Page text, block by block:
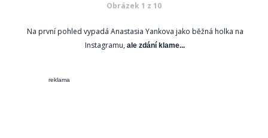
Obrázek 1 z 10
Na první pohled vypadá Anastasia Yankova jako běžná holka na
Instagramu, ale zdání klame...
reklama